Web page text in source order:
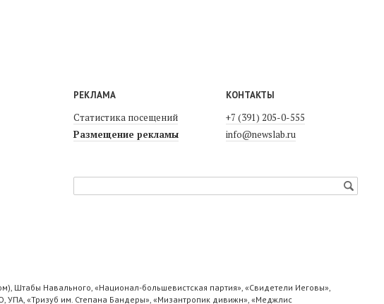
РЕКЛАМА
Статистика посещений
Размещение рекламы
КОНТАКТЫ
+7 (391) 205-0-555
info@newslab.ru
Штабы Навального, «Национал-большевистская партия», «Свидетели Иеговы»,
«Тризуб им. Степана Бандеры», «Мизантропик дивижн», «Меджлис